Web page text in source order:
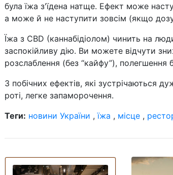
була їжа з'їдена натще. Ефект може
а може й не наступити зовсім (якщо
Їжа з CBD (каннабідіолом) чинить на
заспокійливу дію. Ви можете відчути
розслаблення (без “кайфу”),
З побічних ефектів, які зустрічаються
роті, легке запаморочення.
Теги: новини України ,їжа , місце ,